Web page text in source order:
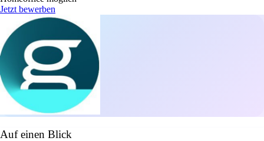
Jetzt bewerben
Auf einen Blick